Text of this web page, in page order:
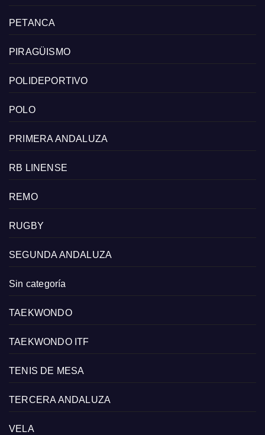
PETANCA
PIRAGÜISMO
POLIDEPORTIVO
POLO
PRIMERA ANDALUZA
RB LINENSE
REMO
RUGBY
SEGUNDA ANDALUZA
Sin categoría
TAEKWONDO
TAEKWONDO ITF
TENIS DE MESA
TERCERA ANDALUZA
VELA